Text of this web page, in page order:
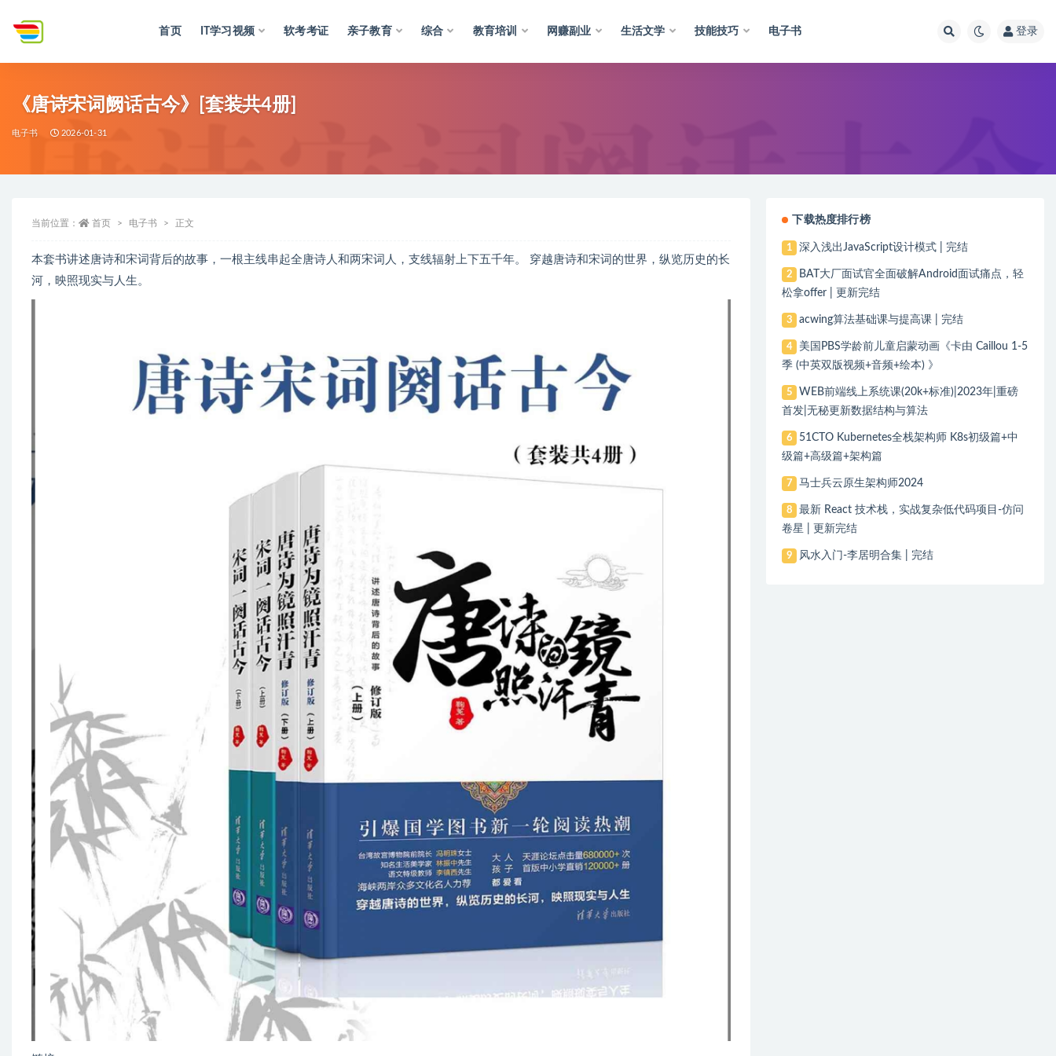
首页 IT学习视频 软考考证 亲子教育 综合 教育培训 网赚副业 生活文学 技能技巧 电子书 登录
《唐诗宋词阙话古今》[套装共4册]
电子书 2026-01-31
当前位置： 首页 电子书 正文
本套书讲述唐诗和宋词背后的故事，一根主线串起全唐诗人和两宋词人，支线辐射上下五千年。 穿越唐诗和宋词的世界，纵览历史的长
河，映照现实与人生。
下载热度排行榜
1 深入浅出JavaScript设计模式 | 完结
2
BAT大厂面试官全面破解Android面试痛点，轻
松拿offer | 更新完结
3 acwing算法基础课与提高课 | 完结
4
美国PBS学龄前儿童启蒙动画《卡由 Caillou 1-5
季 (中英双版视频+音频+绘本) 》
5
WEB前端线上系统课(20k+标准)|2023年|重磅
首发|无秘更新数据结构与算法
6
51CTO Kubernetes全栈架构师 K8s初级篇+中
级篇+高级篇+架构篇
7 马士兵云原生架构师2024
8
最新 React 技术栈，实战复杂低代码项目-仿问
卷星 | 更新完结
9 风水入门-李居明合集 | 完结